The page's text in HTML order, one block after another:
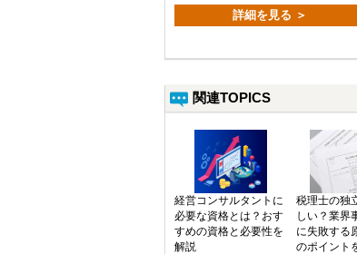
詳細を見る ＞
関連TOPICS
経営コンサルタントに
必要な資格とは？おす
すめの資格と必要性を
解説
税理士の独
しい？業界
に失敗する
のポイント